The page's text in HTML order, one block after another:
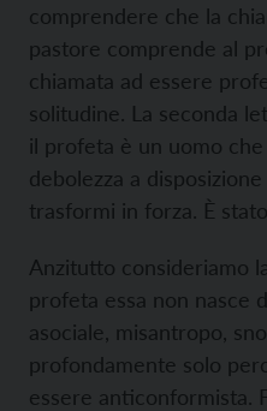
comprendere che la
pastore comprende al
chiamata ad essere
solitudine. La seconda
il profeta è un uomo
debolezza a
trasformi in forza. È
Anzitutto consideriamo
profeta essa non nasce
asociale, misantropo,
profondamente solo
essere anticonformista.